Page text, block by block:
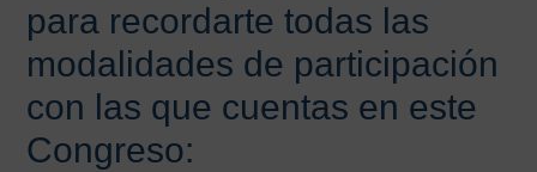
para recordarte todas las
modalidades de participación
con las que cuentas en este
Congreso: